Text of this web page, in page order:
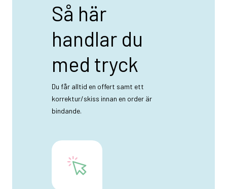
Så här
handlar du
med tryck
Du får alltid en offert samt ett
korrektur/skiss innan en order är
bindande.